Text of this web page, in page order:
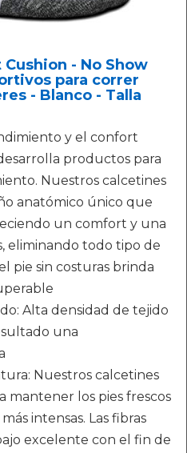
- No Show
para correr
- Blanco - Talla
y el confort
productos para
Nuestros calcetines
anatómico único que
un comfort y una
eliminando todo tipo de
pie sin costuras brinda
Alta densidad de tejido
una
Nuestros calcetines
mantener los pies frescos
intensas. Las fibras
excelente con el fin de